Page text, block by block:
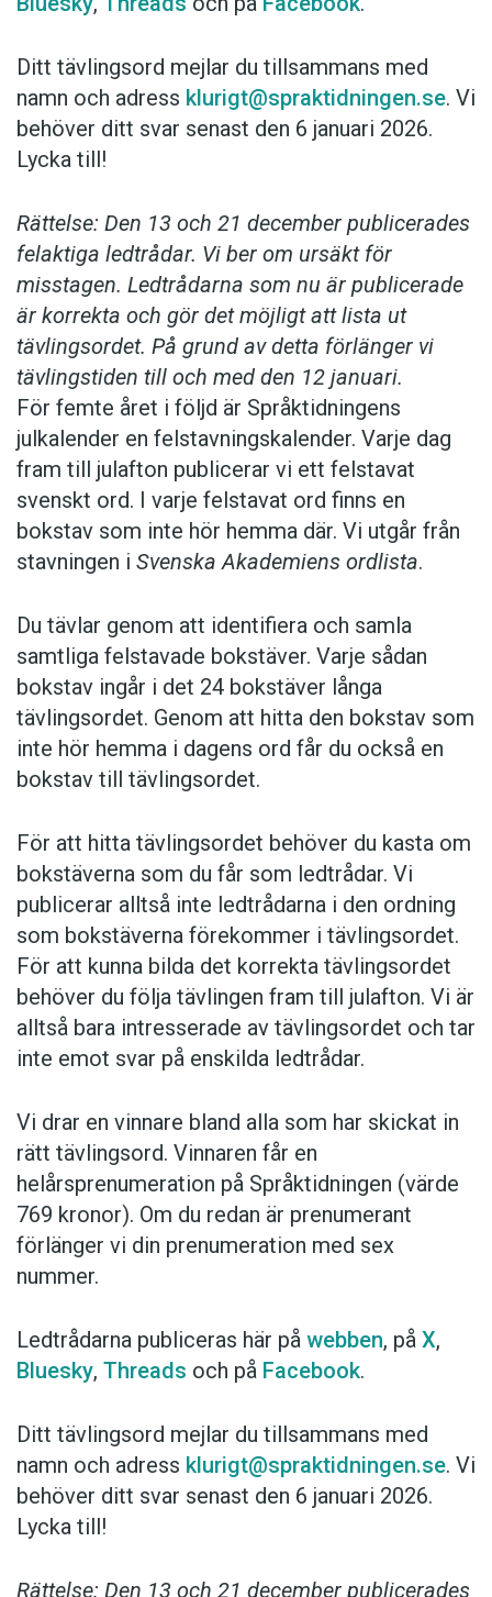
Ditt tävlingsord mejlar du tillsammans med
namn och adress klurigt@spraktidningen.se. Vi
behöver ditt svar senast den 6 januari 2026.
Lycka till!
Rättelse: Den 13 och 21 december publicerades
felaktiga ledtrådar. Vi ber om ursäkt för
misstagen. Ledtrådarna som nu är publicerade
är korrekta och gör det möjligt att lista ut
tävlingsordet. På grund av detta förlänger vi
tävlingstiden till och med den 12 januari.
För femte året i följd är Språktidningens
julkalender en felstavningskalender. Varje dag
fram till julafton publicerar vi ett felstavat
svenskt ord. I varje felstavat ord finns en
bokstav som inte hör hemma där. Vi utgår från
stavningen i Svenska Akademiens ordlista.
Du tävlar genom att identifiera och samla
samtliga felstavade bokstäver. Varje sådan
bokstav ingår i det 24 bokstäver långa
tävlingsordet. Genom att hitta den bokstav som
inte hör hemma i dagens ord får du också en
bokstav till tävlingsordet.
För att hitta tävlingsordet behöver du kasta om
bokstäverna som du får som ledtrådar. Vi
publicerar alltså inte ledtrådarna i den ordning
som bokstäverna förekommer i tävlingsordet.
För att kunna bilda det korrekta tävlingsordet
behöver du följa tävlingen fram till julafton. Vi är
alltså bara intresserade av tävlingsordet och tar
inte emot svar på enskilda ledtrådar.
Vi drar en vinnare bland alla som har skickat in
rätt tävlingsord. Vinnaren får en
helårsprenumeration på Språktidningen (värde
769 kronor). Om du redan är prenumerant
förlänger vi din prenumeration med sex
nummer.
Ledtrådarna publiceras här på webben, på X,
Bluesky, Threads och på Facebook.
Ditt tävlingsord mejlar du tillsammans med
namn och adress klurigt@spraktidningen.se. Vi
behöver ditt svar senast den 6 januari 2026.
Lycka till!
Rättelse: Den 13 och 21 december publicerades